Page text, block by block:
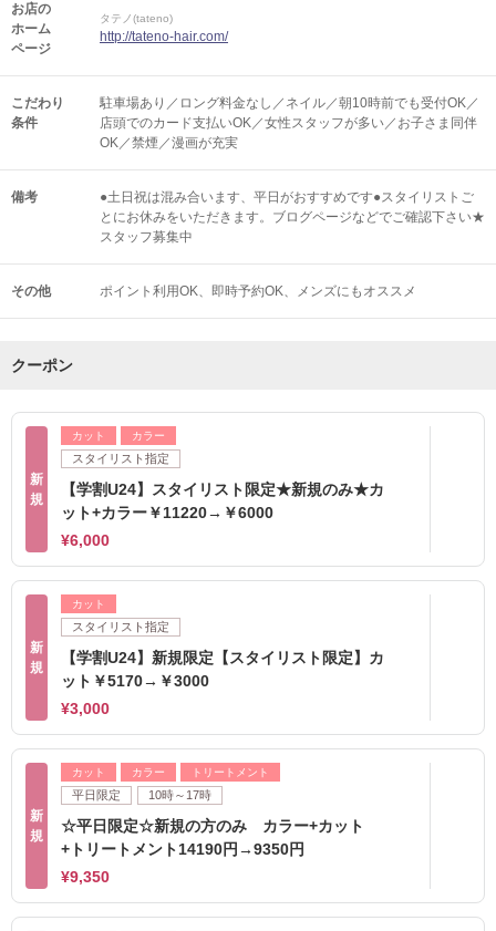
お店の
ホーム
ページ
タテノ(tateno)
http://tateno-hair.com/
こだわり
条件
駐車場あり／ロング料金なし／ネイル／朝10時前でも受付OK／
店頭でのカード支払いOK／女性スタッフが多い／お子さま同伴
OK／禁煙／漫画が充実
備考
●土日祝は混み合います、平日がおすすめです●スタイリストご
とにお休みをいただきます。ブログページなどでご確認下さい★
スタッフ募集中
その他 ポイント利用OK 即時予約OK メンズにもオススメ
クーポン
新
規
カット カラー
スタイリスト指定
【学割U24】スタイリスト限定★新規のみ★カ
ット+カラー￥11220→￥6000
¥6,000
新
規
カット
スタイリスト指定
【学割U24】新規限定【スタイリスト限定】カ
ット￥5170→￥3000
¥3,000
新
規
カット カラー トリートメント
平日限定 10時～17時
☆平日限定☆新規の方のみ カラー+カット
+トリートメント14190円→9350円
¥9,350